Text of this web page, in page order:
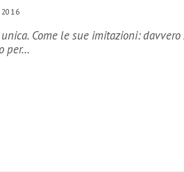
2016
Come le sue imitazioni:
per…